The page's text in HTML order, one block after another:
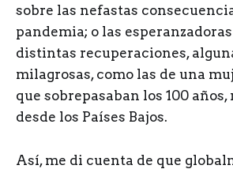
sobre las nefastas
pandemia; o las
distintas recuperaciones,
milagrosas, como las de una
que sobrepasaban los 100
desde los Países Bajos.
Así, me di cuenta de que